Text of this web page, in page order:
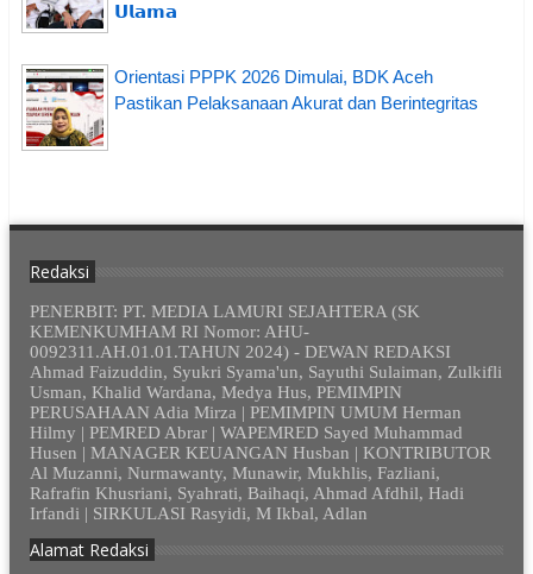
𝗨𝗹𝗮𝗺𝗮
Orientasi PPPK 2026 Dimulai, BDK Aceh
Pastikan Pelaksanaan Akurat dan Berintegritas
Redaksi
PENERBIT: PT. MEDIA LAMURI SEJAHTERA (SK
KEMENKUMHAM RI Nomor: AHU-
0092311.AH.01.01.TAHUN 2024) - DEWAN REDAKSI
Ahmad Faizuddin, Syukri Syama'un, Sayuthi Sulaiman, Zulkifli
Usman, Khalid Wardana, Medya Hus, PEMIMPIN
PERUSAHAAN Adia Mirza | PEMIMPIN UMUM Herman
Hilmy | PEMRED Abrar | WAPEMRED Sayed Muhammad
Husen | MANAGER KEUANGAN Husban | KONTRIBUTOR
Al Muzanni, Nurmawanty, Munawir, Mukhlis, Fazliani,
Rafrafin Khusriani, Syahrati, Baihaqi, Ahmad Afdhil, Hadi
Irfandi | SIRKULASI Rasyidi, M Ikbal, Adlan
Alamat Redaksi